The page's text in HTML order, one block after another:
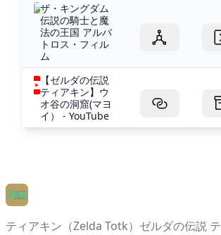
ザ・キングダム
伝説の騎士と魔
法の王国 アルバ
トロス・フィル
ム
【ゼルダの伝説
ティアキン】ウ
オ谷の洞窟(マヨ
イ） - YouTube
ティアキン（Zelda Totk）ゼルダの伝説 テ